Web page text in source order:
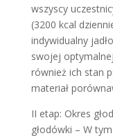
wszyscy
(3200 kcal
indywidualny
swojej
również ich stan
materiał
II etap: Okres
głodówki – W